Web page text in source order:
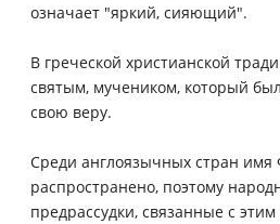
означает "яркий, сияющий".
В греческой христианской
святым, мучеником, который
свою веру.
Среди англоязычных стран имя
распространено, поэтому
предрассудки, связанные с